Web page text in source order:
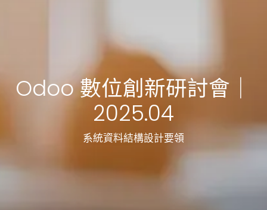
Odoo 數位創新研討會｜
2025.04
系統資料結構設計要領